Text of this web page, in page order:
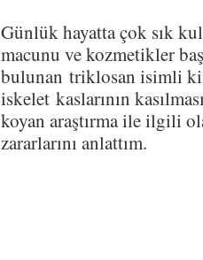
Günlük hayatta çok sık
macunu ve kozmetikler
bulunan triklosan isimli
iskelet kaslarının
koyan araştırma ile ilgili
zararlarını anlattım.